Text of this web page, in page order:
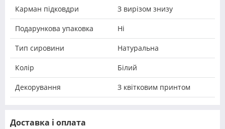
Карман підковдри З вирізом знизу
Подарункова упаковка Ні
Тип сировини Натуральна
Колір Білий
Декорування З квітковим принтом
Доставка і оплата